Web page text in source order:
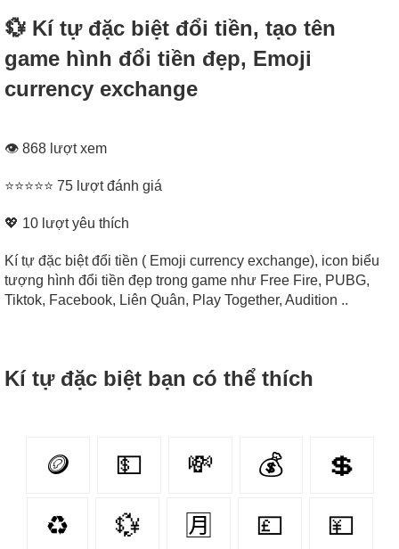
💱 Kí tự đặc biệt đổi tiền, tạo tên
game hình đổi tiền đẹp, Emoji
currency exchange
👁 868 lượt xem
⭐⭐⭐⭐⭐ 75 lượt đánh giá
💖 10 lượt yêu thích
Kí tự đặc biệt đổi tiền ( Emoji currency exchange), icon biểu
tượng hình đổi tiền đẹp trong game như Free Fire, PUBG,
Tiktok, Facebook, Liên Quân, Play Together, Audition ..
Kí tự đặc biệt bạn có thể thích
🪙 💵 💸 💰 💲
♻️ 💱 🈷 💷 💴